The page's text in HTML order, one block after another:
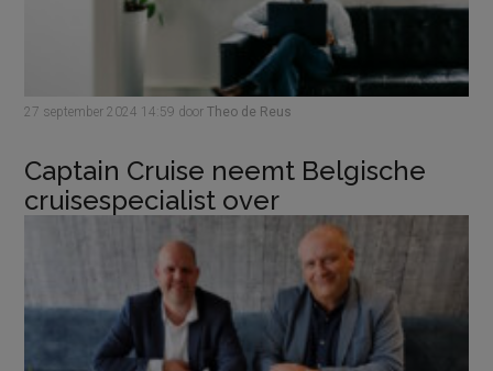
27 september 2024 14:59 doorTheo de Reus
Captain Cruise neemt Belgische
cruisespecialist over